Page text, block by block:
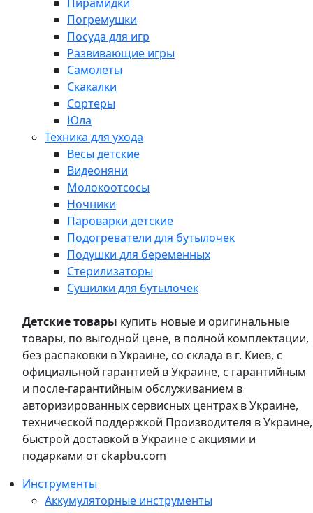
Погремушки
Посуда для игр
Развивающие игры
Самолеты
Скакалки
Сортеры
Юла
Техника для ухода
Весы детские
Видеоняни
Молокоотсосы
Ночники
Пароварки детские
Подогреватели для бутылочек
Подушки для беременных
Стерилизаторы
Сушилки для бутылочек
Детские товары купить новые и оригинальные
товары, по выгодной цене, в полной комплектации,
без распаковки в Украине, со склада в г. Киев, с
официальной гарантией в Украине, с гарантийным
и после-гарантийным обслуживанием в
авторизированных сервисных центрах в Украине,
технической поддержкой Производителя в Украине,
быстрой доставкой в Украине с акциями и
подарками от ckapbu.com
Инструменты
Аккумуляторные инструменты